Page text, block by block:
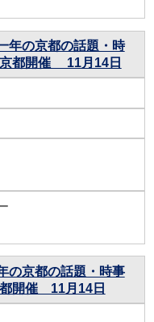
年の京都の話題・時
都開催 11月14日
の京都の話題・時事
開催 11月14日